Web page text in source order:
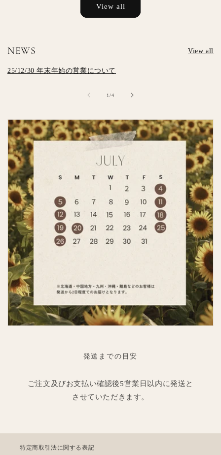
格
View all
NEWS View all
25/12/30 年末年始の営業について
1/の
4
発送までの目安
ご注文及びお支払い確認後5営業日以内に発送と
させていただきます。
特定商取引法に関する表記